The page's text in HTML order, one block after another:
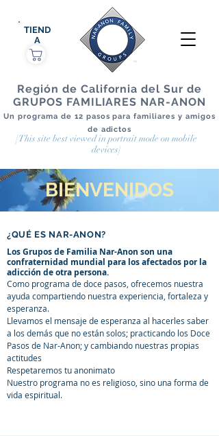
Región de California del Sur de
GRUPOS FAMILIARES NAR-ANON
Un programa de 12 pasos para familiares y amigos
de adictos
TIEND
A
[This site best viewed in portrait mode on mobile
devices]
BIENVENIDOS
¿QUÉ ES NAR-ANON?
Los Grupos de Familia Nar-Anon son una
confraternidad mundial para los afectados por la
adicción de otra persona.
Como programa de doce pasos, ofrecemos nuestra
ayuda compartiendo nuestra experiencia, fortaleza y
esperanza.
Llevamos el mensaje de esperanza al hacerles saber
a los demás que no están solos; practicando los Doce
Pasos de Nar-Anon; y cambiando nuestras propias
actitudes
Respetaremos tu anonimato
Nuestro programa no es religioso, sino una forma de
vida espiritual.